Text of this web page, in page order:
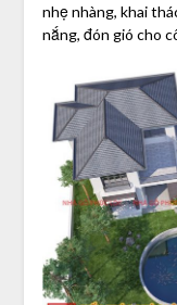
nhẹ nhàng, khai
nắng, đón gió cho